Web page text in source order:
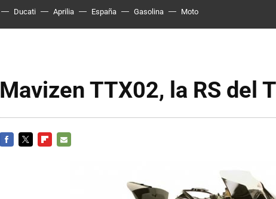
Ducati Aprilia España Gasolina Moto
Mavizen TTX02, la RS del